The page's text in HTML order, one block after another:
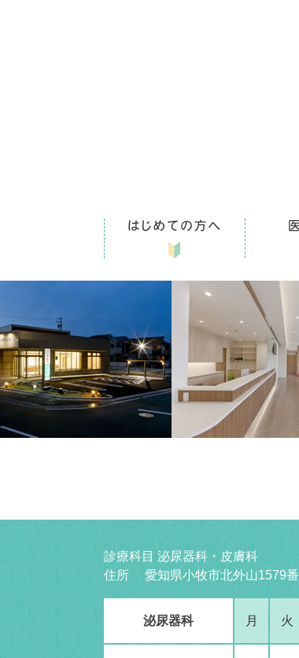
診療科目 泌尿器科・皮膚科
住所 愛知県小牧市北外山1579番
泌尿器科 月 火